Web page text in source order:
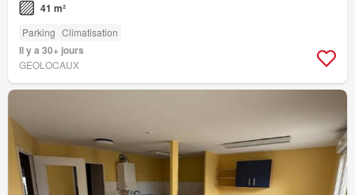
41 m²
Parking Climatisation
Il y a 30+ jours
GEOLOCAUX